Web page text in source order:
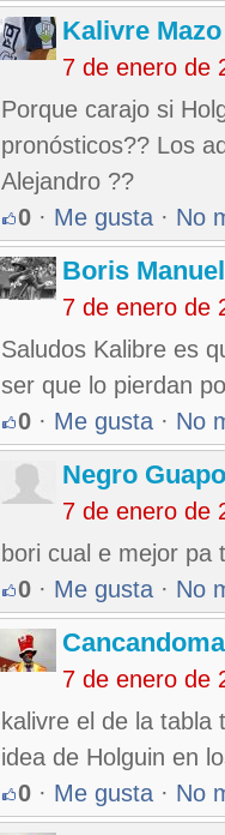
Kalivre
7 de enero de
Porque carajo si
pronósticos?? Los
Alejandro ??
0 · Me gusta · No
Boris
7 de enero de
Saludos Kalibre es
ser que lo pierdan
0 · Me gusta · No
Negro Guapo
7 de enero de
bori cual e mejor pa
0 · Me gusta · No
7 de enero de
kalivre el de la tabla
idea de Holguin en
0 · Me gusta · No